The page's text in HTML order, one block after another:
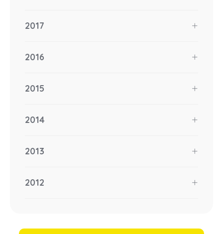
2017
2016
2015
2014
2013
2012